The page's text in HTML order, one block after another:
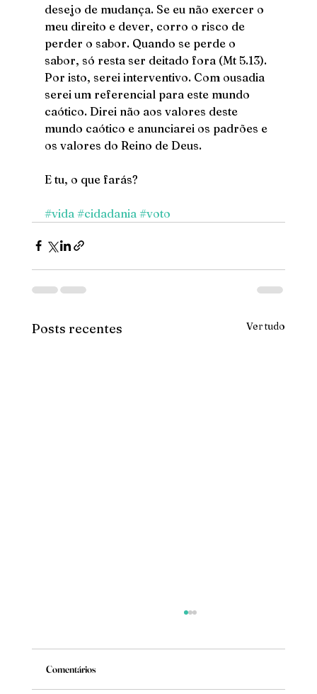
desejo de mudança. Se eu não exercer o
meu direito e dever, corro o risco de
perder o sabor. Quando se perde o
sabor, só resta ser deitado fora (Mt 5.13).
Por isto, serei interventivo. Com ousadia
serei um referencial para este mundo
caótico. Direi não aos valores deste
mundo caótico e anunciarei os padrões e
os valores do Reino de Deus.
E tu, o que farás?
#vida #cidadania #voto
Posts recentes Ver tudo
Mude
Comentários